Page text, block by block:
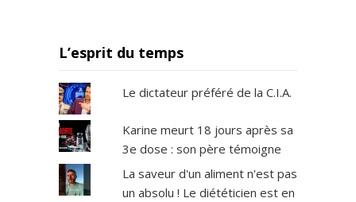
L’esprit du temps
Le dictateur préféré de la C.I.A.
Karine meurt 18 jours après sa
3e dose : son père témoigne
La saveur d'un aliment n'est pas
un absolu ! Le diététicien est en